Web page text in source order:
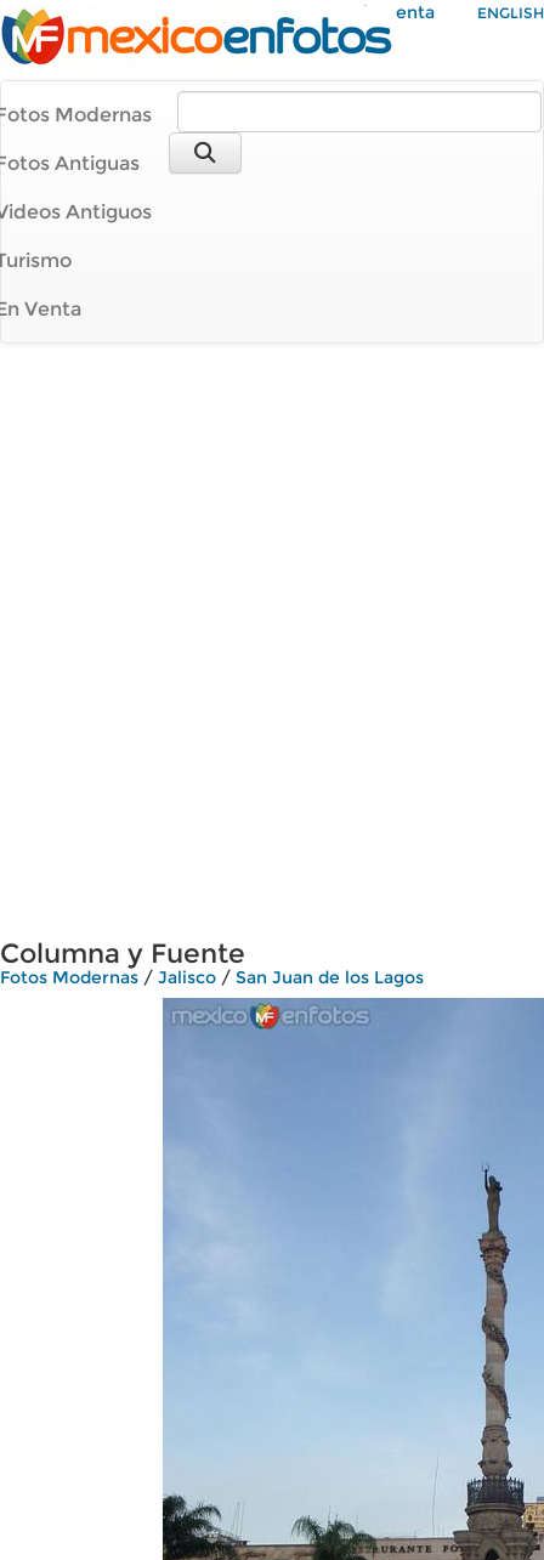
Mi Cuenta ENGLISH
Modernas
Antiguas
Antiguos
Venta
Columna y Fuente
Fotos Modernas / Jalisco / San Juan de los Lagos